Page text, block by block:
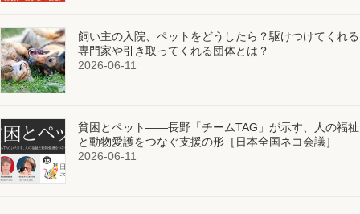
飼い主の入院、ペットをどうしたら？駆けつけてくれる
専門家や引き取ってくれる団体とは？
2026-06-11
貧困とペット——長野「チームTAG」が示す、人の福祉
と動物愛護をつなぐ支援の形［日本全国ネコ会議］
2026-06-11